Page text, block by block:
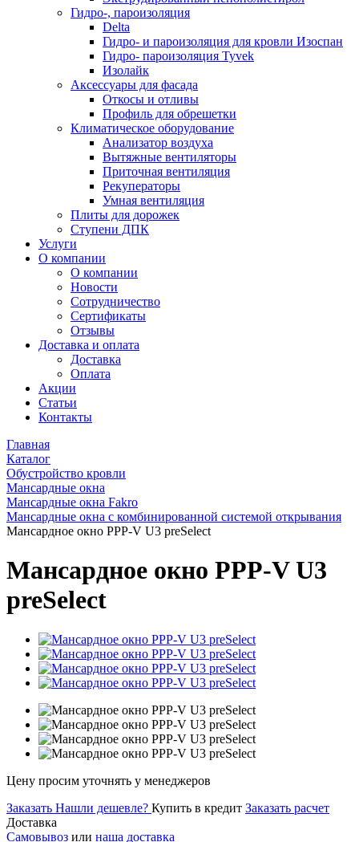
Гидро-, пароизоляция
Delta
Гидро- и пароизоляция для кровли Изоспан
Гидро- пароизоляция Tyvek
Изолайк
Аксессуары для фасада
Откосы и отливы
Профиль для обрешетки
Климатическое оборудование
Анализатор воздуха
Вытяжные вентиляторы
Приточная вентиляция
Рекуператоры
Умная вентиляция
Плиты для дорожек
Ступени ДПК
Услуги
О компании
О компании
Новости
Сотрудничество
Сертификаты
Отзывы
Доставка и оплата
Доставка
Оплата
Акции
Статьи
Контакты
Главная
Каталог
Обустройство кровли
Мансардные окна
Мансардные окна Fakro
Мансардные окна с комбинированной системой открывания
Мансардное окно PPP-V U3 preSelect
Мансардное окно PPP-V U3
preSelect
Цену просим уточнять у менеджеров
Заказать Нашли дешевле? Купить в кредит Заказать расчет
Доставка
Самовывоз или наша доставка